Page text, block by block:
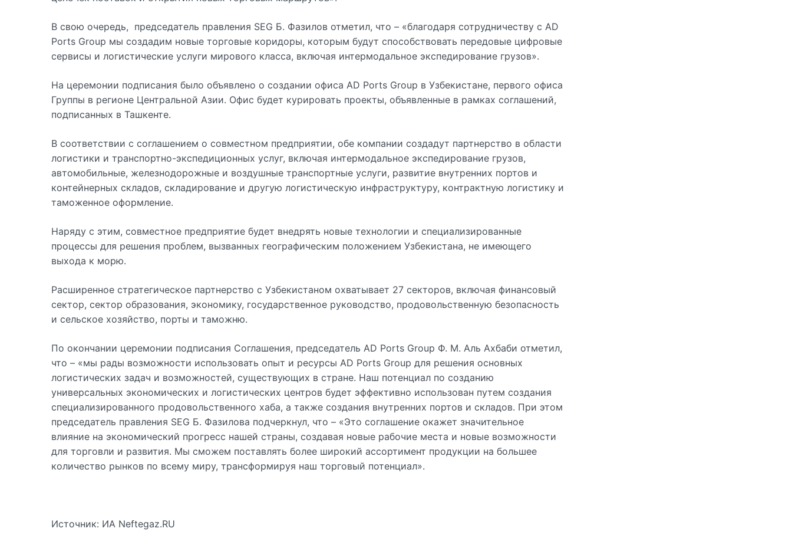
В свою очередь, председатель правления SEG Б. Фазилов отметил, что – «благодаря сотрудничеству с AD
Ports Group мы создадим новые торговые коридоры, которым будут способствовать передовые цифровые
сервисы и логистические услуги мирового класса, включая интермодальное экспедирование грузов».
На церемонии подписания было объявлено о создании офиса AD Ports Group в Узбекистане, первого офиса
Группы в регионе Центральной Азии. Офис будет курировать проекты, объявленные в рамках соглашений,
подписанных в Ташкенте.
В соответствии с соглашением о совместном предприятии, обе компании создадут партнерство в области
логистики и транспортно-экспедиционных услуг, включая интермодальное экспедирование грузов,
автомобильные, железнодорожные и воздушные транспортные услуги, развитие внутренних портов и
контейнерных складов, складирование и другую логистическую инфраструктуру, контрактную логистику и
таможенное оформление.
Наряду с этим, совместное предприятие будет внедрять новые технологии и специализированные
процессы для решения проблем, вызванных географическим положением Узбекистана, не имеющего
выхода к морю.
Расширенное стратегическое партнерство с Узбекистаном охватывает 27 секторов, включая финансовый
сектор, сектор образования, экономику, государственное руководство, продовольственную безопасность
и сельское хозяйство, порты и таможню.
По окончании церемонии подписания Соглашения, председатель AD Ports Group Ф. М. Аль Ахбаби отметил,
что – «мы рады возможности использовать опыт и ресурсы AD Ports Group для решения основных
логистических задач и возможностей, существующих в стране. Наш потенциал по созданию
универсальных экономических и логистических центров будет эффективно использован путем создания
специализированного продовольственного хаба, а также создания внутренних портов и складов. При этом
председатель правления SEG Б. Фазилова подчеркнул, что – «Это соглашение окажет значительное
влияние на экономический прогресс нашей страны, создавая новые рабочие места и новые возможности
для торговли и развития. Мы сможем поставлять более широкий ассортимент продукции на большее
количество рынков по всему миру, трансформируя наш торговый потенциал».
Источник: ИА Neftegaz.RU